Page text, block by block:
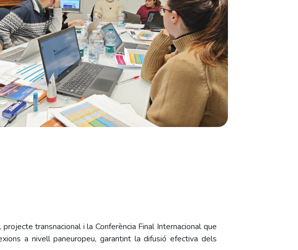
transnacional i la Conferència Final Internacional que
a nivell paneuropeu, garantint la difusió efectiva dels